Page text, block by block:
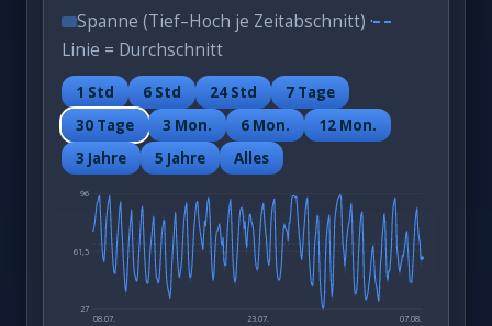
Spanne (Tief–Hoch je Zeitabschnitt) ·
Linie = Durchschnitt
1 Std 6 Std 24 Std
7 Tage
30 Tage
3 Mon. 6 Mon.
12 Mon.
3 Jahre
5 Jahre Alles
27
61,5
96
08.07. 23.07. 07.08.